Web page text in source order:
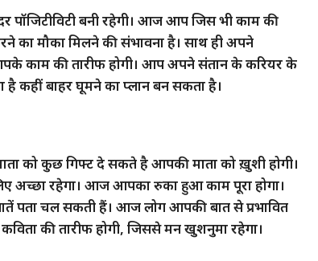
बनी रहेगी। आज आप जिस भी काम की
का मौका मिलने की संभावना है। साथ ही अपने
काम की तारीफ होगी। आप अपने संतान के करियर के
कहीं बाहर घूमने का प्लान बन सकता है।
को कुछ गिफ्ट दे सकते है आपकी माता को ख़ुशी होगी।
अच्छा रहेगा। आज आपका रुका हुआ काम पूरा होगा।
पता चल सकती हैं। आज लोग आपकी बात से प्रभावित
की तारीफ होगी, जिससे मन खुशनुमा रहेगा।